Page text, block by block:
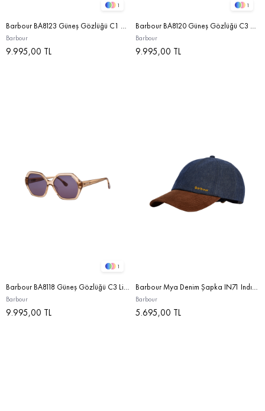
1
Barbour BA8123 Güneş Gözlüğü C1 Milky Grey/Brown
Barbour
9.995,00 TL
1
Barbour BA8120 Güneş Gözlüğü C3 Classic Tartan/Brown
Barbour
9.995,00 TL
1
Barbour BA8118 Güneş Gözlüğü C3 Light Brown/Black
Barbour
9.995,00 TL
Barbour Mya Denim Şapka IN71 Indıgo
Barbour
5.695,00 TL